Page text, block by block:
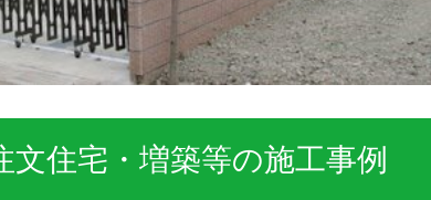
住宅・増築等の施工事例